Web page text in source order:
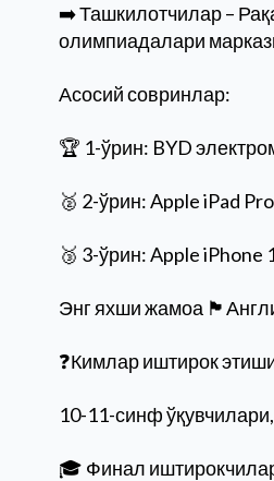
➡️ Ташкилотчилар –
олимпиадалари
Асосий совринлар:
🏆 1-ўрин: BYD
🥈 2-ўрин: Apple iPad
🥉 3-ўрин: Apple iPhone
Энг яхши жамоа
❓Кимлар иштирок
10-11-синф
🎓 Финал